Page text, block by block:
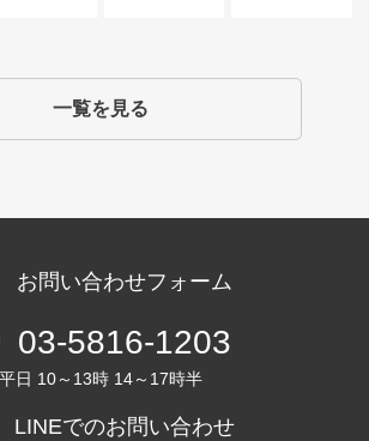
一覧を見る
お問い合わせフォーム
03-5816-1203
平日 10～13時 14～17時半
LINEでのお問い合わせ